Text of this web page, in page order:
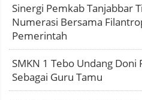
Sinergi Pemkab Tanjabbar
Numerasi Bersama
Pemerintah
SMKN 1 Tebo Undang
Sebagai Guru Tamu